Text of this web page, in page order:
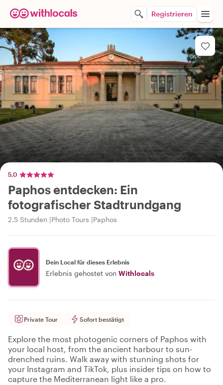
Registrieren
5,0
Paphos entdecken: Ein
fotografischer Stadtrundgang
2.5 Stunden Photo Tours Paphos
Dein Local für dieses Erlebnis
Erlebnis gehostet von Withlocals
Private Tour Sofort bestätigt
Explore the most photogenic corners of Paphos with
your local host, from the ancient harbour to sun-
drenched ruins. Walk away with stunning shots for
your Instagram and TikTok, plus insider tips on how to
capture the Mediterranean light like a pro.